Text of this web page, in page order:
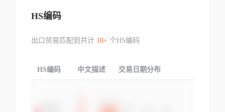
HS编码
出口贸易匹配到共计 10+个HS编码
HS编码 中文描述 交易日期分布